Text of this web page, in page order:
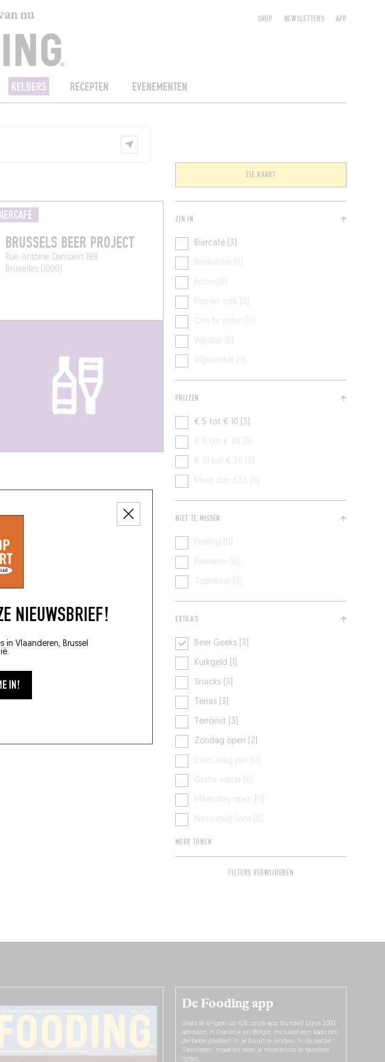
nu
KELDERS RECEPTEN EVENEMENTEN
SHOP NEWSLETTERS APP
NIEUWSBRIEF!
in Vlaanderen, Brussel
IN!
ZIE KAART
BRUSSELS BEER PROJECT
Rue Antoine Dansaert 188
Bruxelles (1000)
ZIN IN
Biercafé [3]
Bierkelder [0]
Bistro [0]
Fles en vork [0]
Om te delen [0]
Wijnbar [0]
Wijnwinkel [0]
PRIJZEN
€ 5 tot € 10 [3]
€ 11 tot € 20 [0]
€ 21 tot € 30 [0]
Meer dan €35 [0]
NIET TE MISSEN
Feeling [0]
Palmares [0]
Toplekker [0]
EXTRA'S
Beer Geeks [3]
Kurkgeld [1]
Snacks [3]
Terras [3]
Terroirist [3]
Zondag open [2]
Doet zalig pijn [0]
Gratis water [0]
Maandag open [0]
Natuurwijnfans [0]
MEER TONEN
FILTERS VERWIJDEREN
De Fooding app
Gratis te krijgen op iOS: onze app bundelt bijna 3.000
adressen in Frankrijk en België, inclusief een kaart om
de beste plekken in je buurt te vinden. In de sectie
‘Favorieten’ maak en deel je moeiteloos je favoriete
lijstjes.